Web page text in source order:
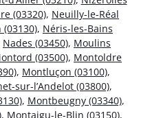
(03320), Neuilly-le-Réal
, Néris-les-Bains
Nades (03450), Moulins
(03500), Montoldre
, Montluçon (03100),
sur-l’Andelot (03800),
, Montbeugny (03340),
, Montaigu-le-Blin (03150),